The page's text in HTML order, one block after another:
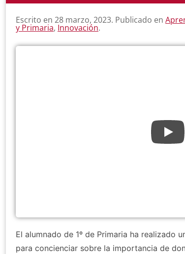
Escrito en 28 marzo, 2023. Publicado en
y Primaria, Innovación.
El alumnado de 1º de Primaria ha realizado
para concienciar sobre la importancia de